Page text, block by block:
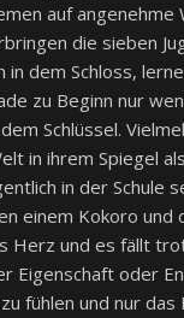
auf angenehme
die sieben
in dem Schloss,
zu Beginn nur
Schlüssel.
in ihrem Spiegel
in der Schule
einem Kokoro und
Herz und es fällt
Eigenschaft oder
fühlen und nur